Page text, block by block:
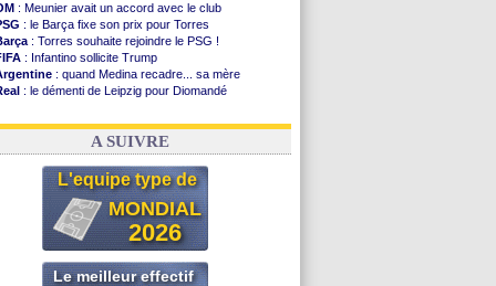
: Meunier avait un accord avec le club
: le Barça fixe son prix pour Torres
: Torres souhaite rejoindre le PSG !
: Infantino sollicite Trump
: quand Medina recadre... sa mère
: le démenti de Leipzig pour Diomandé
: le conseiller d'Infantino démissionne !
A SUIVRE
L'equipe type de
MONDIAL
2026
Le meilleur effectif